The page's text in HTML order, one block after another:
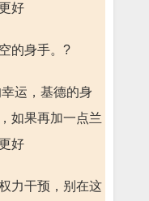
好
的身手。?
运，基德的身
如果再加一点兰
好
力干预，别在这